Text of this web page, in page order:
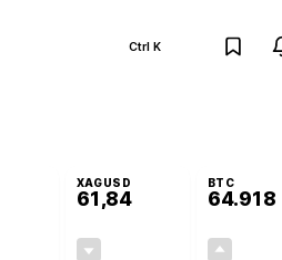
Ctrl K
XAGUSD
61,84
BTC
64.918